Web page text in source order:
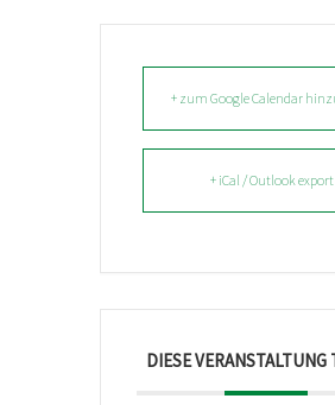
+ zum Google Calendar
+ iCal / Outlook export
DIESE VERANSTALTUNG